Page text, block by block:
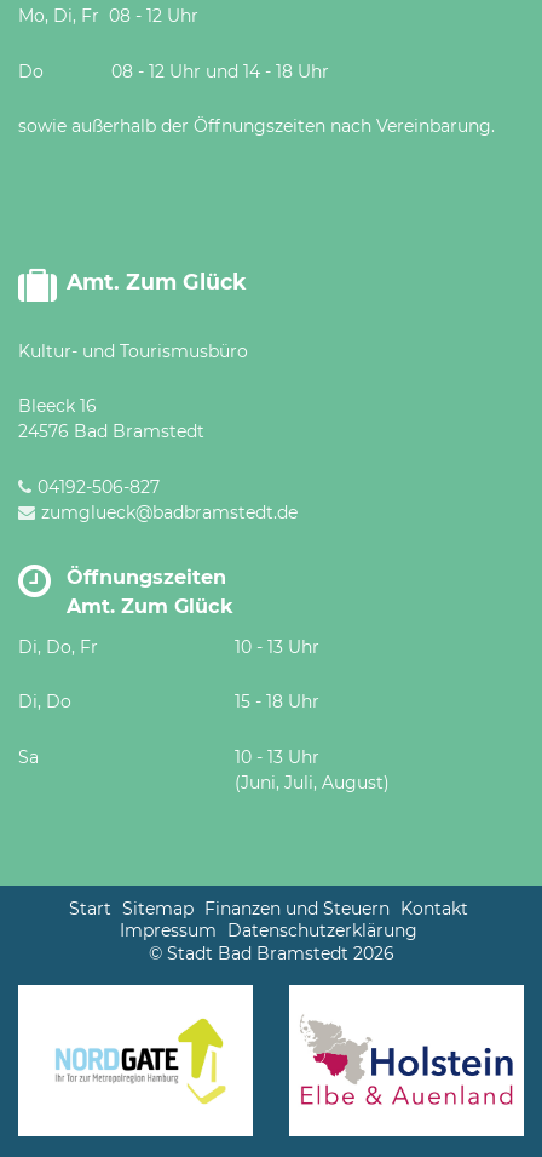
Mo, Di, Fr 08 - 12 Uhr
Do 08 - 12 Uhr und 14 - 18 Uhr
sowie außerhalb der Öffnungszeiten nach Vereinbarung.
Amt. Zum Glück
Kultur- und Tourismusbüro
Bleeck 16
24576 Bad Bramstedt
04192-506-827
zumglueck@badbramstedt.de
Öffnungszeiten
Amt. Zum Glück
Di, Do, Fr 10 - 13 Uhr
Di, Do 15 - 18 Uhr
Sa
10 - 13 Uhr
(Juni, Juli, August)
Start Sitemap Finanzen und Steuern
Kontakt
Impressum
Datenschutzerklärung
© Stadt Bad Bramstedt 2026